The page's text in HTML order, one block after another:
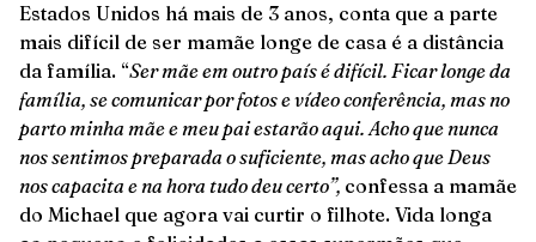
Estados Unidos há mais de 3 anos, conta que a parte
mais difícil de ser mamãe longe de casa é a distância
da família. “Ser mãe em outro país é difícil. Ficar longe da
família, se comunicar por fotos e vídeo conferência, mas no
parto minha mãe e meu pai estarão aqui. Acho que nunca
nos sentimos preparada o suficiente, mas acho que Deus
nos capacita e na hora tudo deu certo”, confessa a mamãe
do Michael que agora vai curtir o filhote. Vida longa